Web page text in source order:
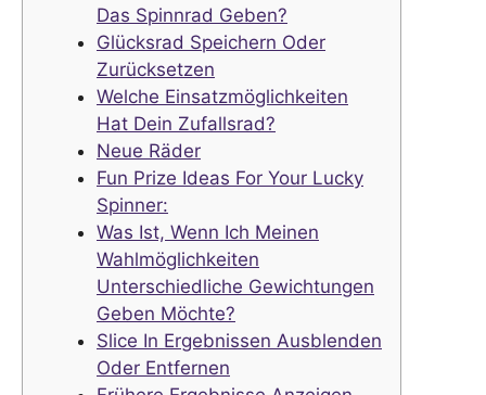
Das Spinnrad Geben?
Glücksrad Speichern Oder
Zurücksetzen
Welche Einsatzmöglichkeiten
Hat Dein Zufallsrad?
Neue Räder
Fun Prize Ideas For Your Lucky
Spinner:
Was Ist, Wenn Ich Meinen
Wahlmöglichkeiten
Unterschiedliche Gewichtungen
Geben Möchte?
Slice In Ergebnissen Ausblenden
Oder Entfernen